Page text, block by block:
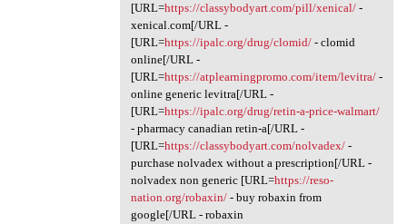
[URL=https://classybodyart.com/pill/xenical/-
xenical.com[/URL -
[URL=https://ipalc.org/drug/clomid/- clomid
online[/URL -
[URL=https://atplearningpromo.com/item/levitra/-
online generic levitra[/URL -
[URL=https://ipalc.org/drug/retin-a-price-walmart/
- pharmacy canadian retin-a[/URL -
[URL=https://classybodyart.com/nolvadex/-
purchase nolvadex without a prescription[/URL -
nolvadex non generic [URL=https://reso-
nation.org/robaxin/- buy robaxin from
google[/URL - robaxin